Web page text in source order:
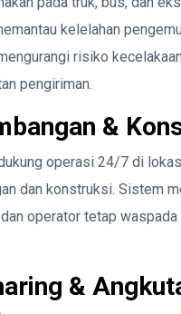
kelelahan
risiko
pengiriman.
&
operasi 24/7 di
dan konstruksi. Sistem
operator tetap
&